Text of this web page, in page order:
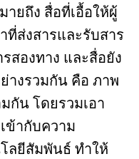
ายถึง สื่อที่เอื้อให้ผู้
ที่ส่งสารและรับสาร
สองทาง และสื่อยัง
างรวมกัน คือ ภาพ
กัน โดยรวมเอา
ข้ากับความ
ลยีสัมพันธ์ ทำให้